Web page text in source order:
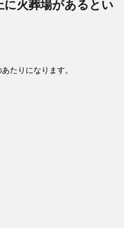
火葬場があるとい
たりになります。